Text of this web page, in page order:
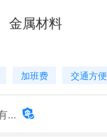
金属材料
加班费 交通方便
...